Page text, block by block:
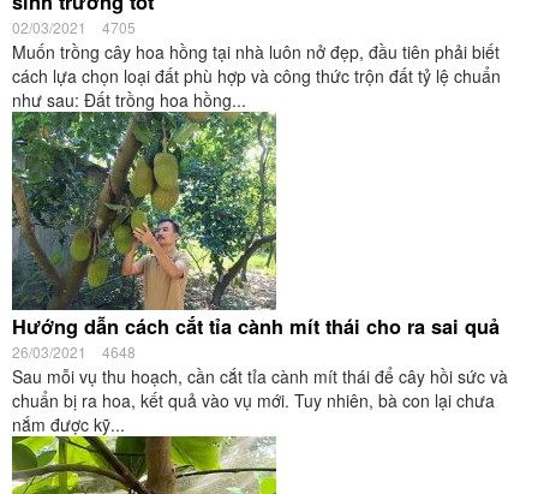
02/03/2021 4705
Muốn trồng cây hoa hồng tại nhà luôn nở đẹp, đầu tiên phải biết
cách lựa chọn loại đất phù hợp và công thức trộn đất tỷ lệ chuẩn
như sau: Đất trồng hoa hồng...
Hướng dẫn cách cắt tỉa cành mít thái cho ra sai quả
26/03/2021 4648
Sau mỗi vụ thu hoạch, cần cắt tỉa cành mít thái để cây hồi sức và
chuẩn bị ra hoa, kết quả vào vụ mới. Tuy nhiên, bà con lại chưa
nắm được kỹ...